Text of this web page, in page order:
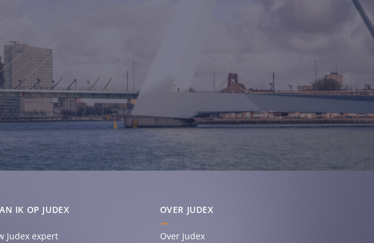
IK OP JUDEX
Judex expert
OVER JUDEX
Over Judex